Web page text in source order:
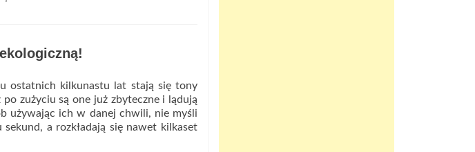
ostatnich kilkunastu lat stają się tony
zużyciu są one już zbyteczne i lądują
używając ich w danej chwili, nie myśli
a rozkładają się nawet kilkaset